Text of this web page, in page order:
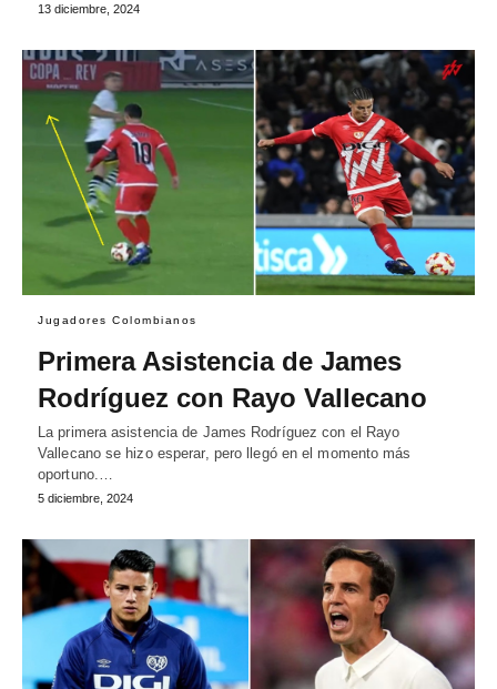
13 diciembre, 2024
Jugadores Colombianos
Primera Asistencia de James
Rodríguez con Rayo Vallecano
La primera asistencia de James Rodríguez con el Rayo
Vallecano se hizo esperar, pero llegó en el momento más
oportuno.…
5 diciembre, 2024